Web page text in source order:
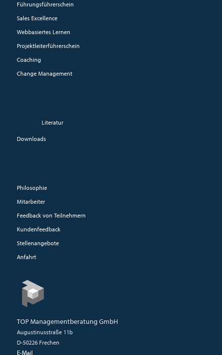
Führungsführerschein
Sales Excellence
Webbasiertes Lernen
Projektleiterführerschein
Coaching
Change Management
Literatur
Downloads
Philosophie
Mitarbeiter
Feedback von Teilnehmern
Kundenfeedback
Stellenangebote
Anfahrt
TOP Managementberatung GmbH
Augustinusstraße 11b
D-50226 Frechen
E-Mail